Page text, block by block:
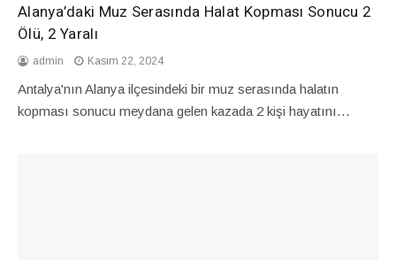
Alanya’daki Muz Serasında Halat Kopması Sonucu 2
Ölü, 2 Yaralı
admin Kasım 22, 2024
Antalya'nın Alanya ilçesindeki bir muz serasında halatın
kopması sonucu meydana gelen kazada 2 kişi hayatını…